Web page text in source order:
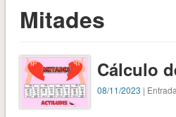
Mitades
Cálculo
08/11/2023 |